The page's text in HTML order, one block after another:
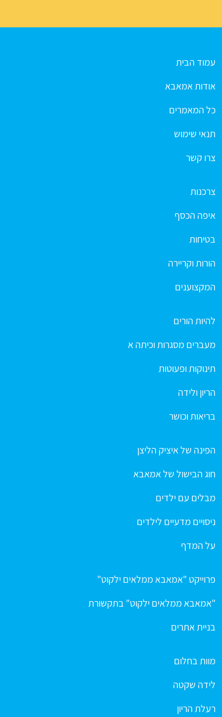
עמוד הבית
אודות אמאבא
כל המאמרים
תנאי שימוש
צרו קשר
צרכנות
איפה הכסף
בטיחות
הורות וקריירה
המקצוענים
להיות הורים
מעברים מסגרות וכיתה א
תינוקות ופעוטות
הריון ולידה
בריאות וכושר
הפינה של איציק הליצן
חוג הבישול של אמאבא
מבלים עם ילדים
ניסויים מדעיים לילדים
על המדף
פרוייקט "אמאבא ממלאים ילקוט"
"אמאבא ממלאים ילקוט" בתקשורת
בניית אתרים
מוות בחלום
לידה שקטה
רעלת הריון